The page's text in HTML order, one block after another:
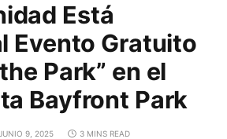
Está
Evento Gratuito
Park” en el
Bayfront Park
9, 2025 3 MINS READ